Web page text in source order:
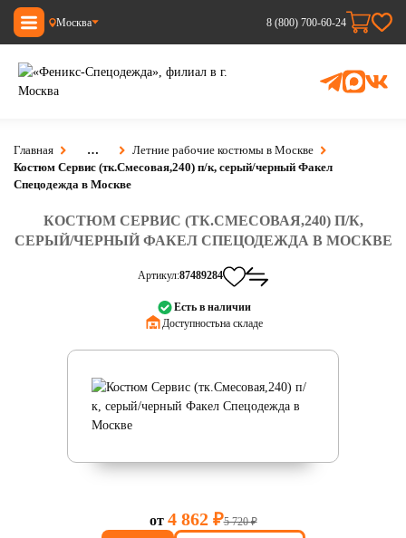
Москва 8 (800) 700-60-24
Главная …
Летние рабочие костюмы в Москве
Костюм Сервис (тк.Смесовая,240) п/к, серый/черный Факел
Спецодежда в Москве
КОСТЮМ СЕРВИС (ТК.СМЕСОВАЯ,240) П/К,
СЕРЫЙ/ЧЕРНЫЙ ФАКЕЛ СПЕЦОДЕЖДА В МОСКВЕ
Артикул:87489284
Есть в наличии
Доступность:на складе
от 4 862 ₽5 720 ₽